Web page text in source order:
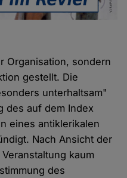
Organisation, sondern
gestellt. Die
unterhaltsam"
des auf dem Index
eines antiklerikalen
Nach Ansicht der
kaum
des